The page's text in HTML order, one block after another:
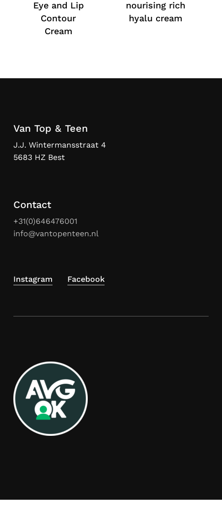
Eye and Lip
Contour
Cream
nourising rich
hyalu cream
Van Top & Teen
J.J. Wintermansstraat 4
5683 HZ Best
Contact
+31(0)646476001
info@vantopenteen.nl
Instagram Facebook